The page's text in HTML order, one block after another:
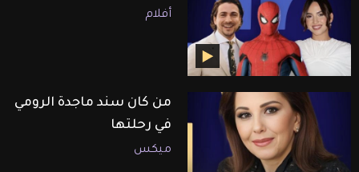
أفلام
من كان سند ماجدة الرومي
في رحلتها
ميكس